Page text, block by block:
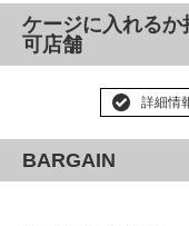
ケージに入れる
可店舗
詳細情
BARGAIN